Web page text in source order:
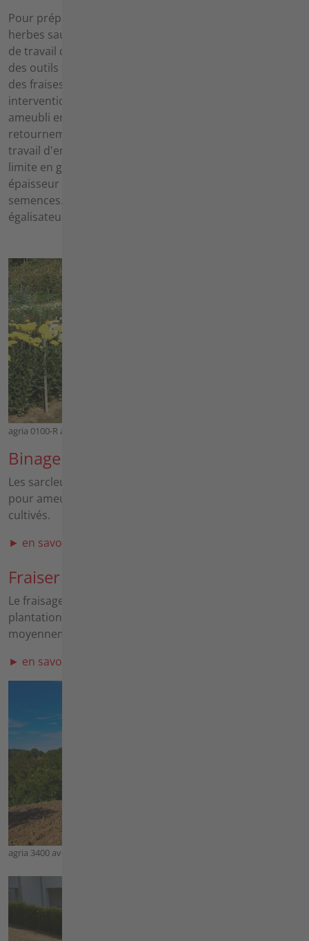
Pour préparer un lit de semences ou éliminer les
herbes sauvages, on a recours à différentes méthodes
de travail du sol. Pour le travail du sol de base, on utilise
des outils tels que des motobineuses, des fraises de sol,
des fraises réversibles ou des charrues. Lors de cette
intervention mécanique, le sol n'est pas seulement
ameubli en surface, mais un mélange ou un
retournement du sol est réalisé à des profondeurs de
travail d'environ 15 cm. Le travail du sol secondaire se
limite en général à la couche supérieure du sol, d'une
épaisseur maximale de 10 cm, et sert à préparer le lit de
semences. On utilise des herses rotatives et des râteaux
égalisateurs.
agria 0100-R avec couronnes de départ
Binage
Les sarcleuses motorisées sont principalement utilisées
pour ameublir de manière répétée des sols déjà
cultivés.
► en savoir plus sur le binage
agria 3400 avec agria Dispositif de fraisage
Fraiser
Le fraisage permet de préparer un lit de semis ou de
plantation fini en un seul passage pour les sols légers à
moyennement lourds.
► en savoir plus sur fraiser